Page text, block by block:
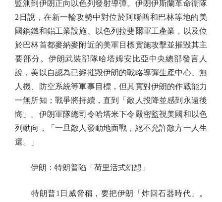
監測到伊朗正向以色列發射導彈。伊朗伊斯蘭革命衛隊
2日說，在新一輪攻勢中對位於阿聯酋和巴林等地的美
國鋼鐵和鋁工業設施、以色列拉斐爾軍工產業，以及位
於巴林首都麥納麥附近的美軍目標實施攻擊並摧毀其主
要部分。伊朗武裝部隊哈塔姆安比亞中央總部發言人
說，美以自認為已經摧毀伊朗的戰略導彈生產中心、無
人機、防空系統等軍事目標，但其實對伊朗的作戰能力
一無所知；戰爭將持續，直到「敵人投降並感到永遠後
悔」。伊朗軍隊總司令哈塔米下令嚴密監視美國和以色
列動向，「一旦敵人發動地面戰，絕不允許敵方一人生
還。」
伊朗：特朗普陷「荷里活式幻想」
特朗普1日威脅稱，要把伊朗「炸回石器時代」。